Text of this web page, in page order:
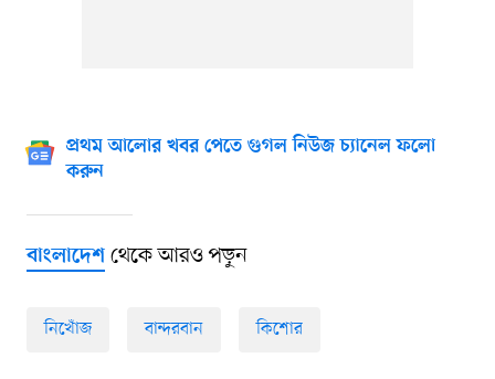
প্রথম আলোর খবর পেতে গুগল নিউজ চ্যানেল ফলো
করুন
বাংলাদেশথেকে আরও পড়ুন
নিখোঁজ বান্দরবান কিশোর